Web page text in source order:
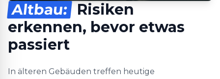
Altbau: Risiken
erkennen, bevor etwas
passiert
In älteren Gebäuden treffen heutige